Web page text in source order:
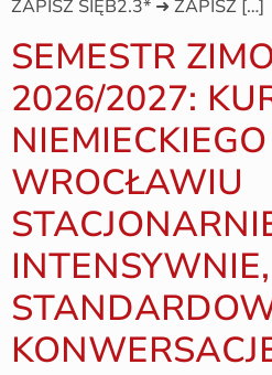
ZAPISZ SIĘB2.3* ➜ ZAPISZ […]
SEMESTR
2026/2027:
WROCŁAWIU
INTENSYWNIE,